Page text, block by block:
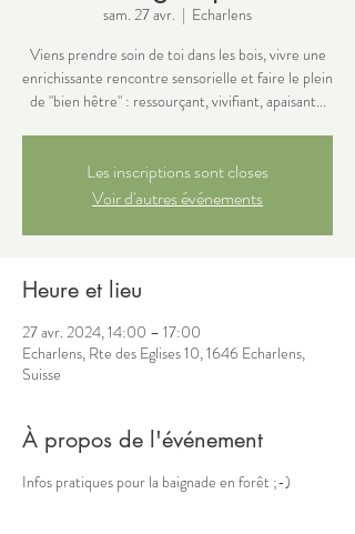
sam. 27 avr.
  |
Echarlens
Viens prendre soin de toi dans les bois, vivre une
enrichissante rencontre sensorielle et faire le plein
de "bien hêtre" : ressourçant, vivifiant, apaisant...
Les inscriptions sont closes
Voir d'autres événements
Heure et lieu
27 avr. 2024, 14:00 – 17:00
Echarlens, Rte des Eglises 10, 1646 Echarlens,
Suisse
À propos de l'événement
Infos pratiques pour la baignade en forêt ;-)